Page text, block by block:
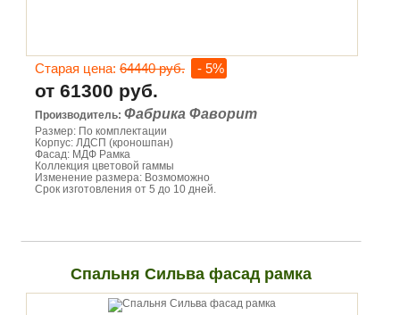
Старая цена: 64440 руб. - 5%
от 61300 руб.
Производитель: Фабрика Фаворит
Размер: По комплектации
Корпус: ЛДСП (кроношпан)
Фасад: МДФ Рамка
Коллекция цветовой гаммы
Изменение размера: Возмоможно
Срок изготовления от 5 до 10 дней.
Спальня Сильва фасад рамка